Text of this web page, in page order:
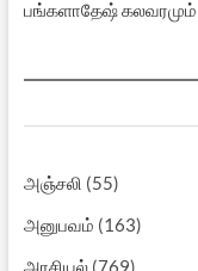
பங்களாதேஷ் கலவரமும்
அஞ்சலி (55)
அனுபவம் (163)
அரசியல்(769)